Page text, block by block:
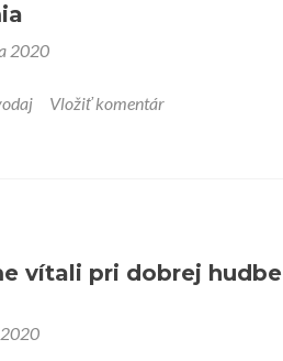
2020
Vložiť komentár
vítali pri dobrej hudbe